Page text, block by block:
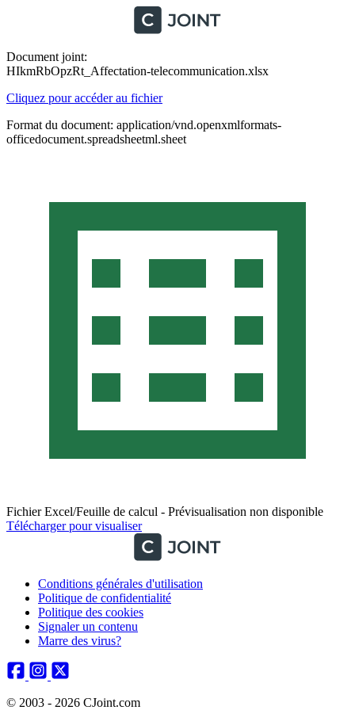
Document joint:
HIkmRbOpzRt_Affectation-telecommunication.xlsx
Cliquez pour accéder au fichier
Format du document: application/vnd.openxmlformats-
officedocument.spreadsheetml.sheet
Fichier Excel/Feuille de calcul - Prévisualisation non disponible
Télécharger pour visualiser
Conditions générales d'utilisation
Politique de confidentialité
Politique des cookies
Signaler un contenu
Marre des virus?
© 2003 - 2026 CJoint.com